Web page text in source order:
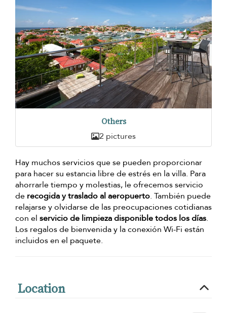
Others
2 pictures
Hay muchos servicios que se pueden proporcionar
para hacer su estancia libre de estrés en la villa. Para
ahorrarle tiempo y molestias, le ofrecemos servicio
de recogida y traslado al aeropuerto. También puede
relajarse y olvidarse de las preocupaciones cotidianas
con el servicio de limpieza disponible todos los días.
Los regalos de bienvenida y la conexión Wi-Fi están
incluidos en el paquete.
Location